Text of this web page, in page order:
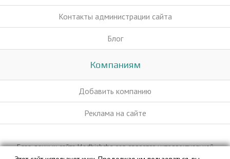
Контакты администрации сайта
Блог
Компаниям
Добавить компанию
Реклама на сайте
База данных сайта kladbishche.org является интеллектуальной
собственностью ООО «Профит» и охраняется законом.